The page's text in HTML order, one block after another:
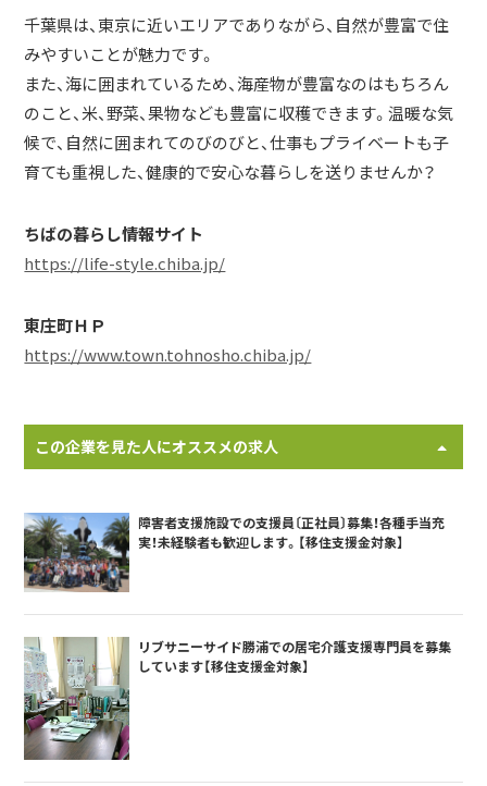
千葉県は、東京に近いエリアでありながら、自然が豊富で住
みやすいことが魅力です。
また、海に囲まれているため、海産物が豊富なのはもちろん
のこと、米、野菜、果物なども豊富に収穫できます。温暖な気
候で、自然に囲まれてのびのびと、仕事もプライベートも子
育ても重視した、健康的で安心な暮らしを送りませんか？
ちばの暮らし情報サイト
https://life-style.chiba.jp/
東庄町ＨＰ
https://www.town.tohnosho.chiba.jp/
この企業を見た人にオススメの求人
障害者支援施設での支援員〔正社員〕募集！各種手当充
実！未経験者も歓迎します。【移住支援金対象】
リブサニーサイド勝浦での居宅介護支援専門員を募集
しています【移住支援金対象】